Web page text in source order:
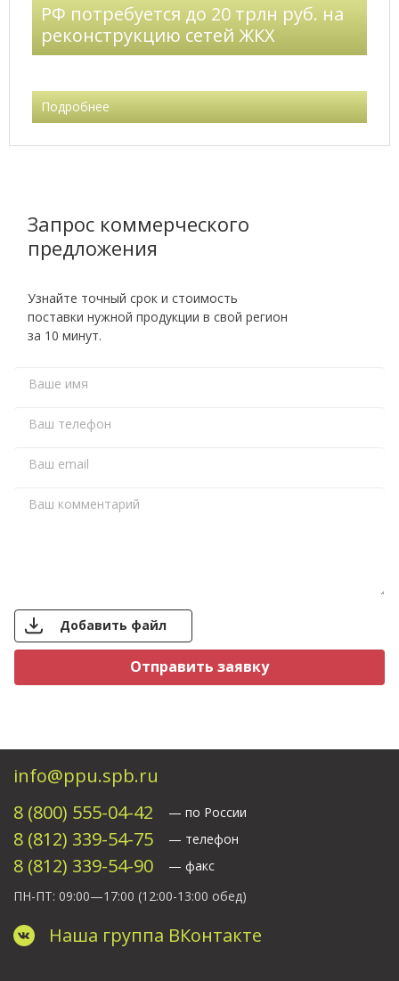
РФ потребуется до 20 трлн руб. на
реконструкцию сетей ЖКХ
Подробнее
Запрос коммерческого
предложения
Узнайте точный срок и стоимость
поставки нужной продукции в свой регион
за 10 минут.
Добавить файл
info@ppu.spb.ru
8 (800) 555-04-42
— по России
8 (812) 339-54-75 — телефон
8 (812) 339-54-90
— факс
ПН-ПТ: 09:00—17:00 (12:00-13:00 обед)
Наша группа ВКонтакте